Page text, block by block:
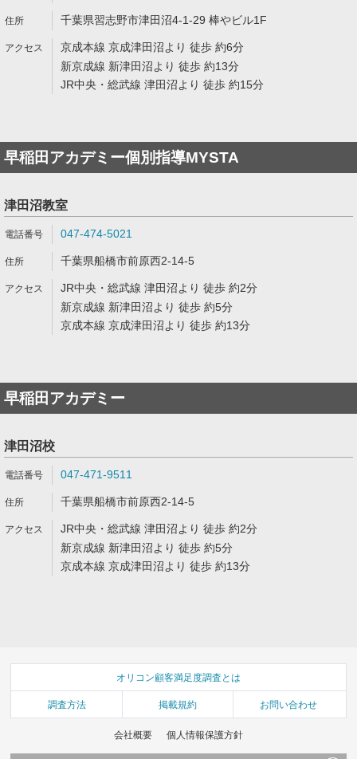
千葉県習志野市津田沼4-1-29 棒やビル1F
京成本線 京成津田沼より 徒歩 約6分
新京成線 新津田沼より 徒歩 約13分
JR中央・総武線 津田沼より 徒歩 約15分
早稲田アカデミー個別指導MYSTA
津田沼教室
047-474-5021
千葉県船橋市前原西2-14-5
JR中央・総武線 津田沼より 徒歩 約2分
新京成線 新津田沼より 徒歩 約5分
京成本線 京成津田沼より 徒歩 約13分
早稲田アカデミー
津田沼校
047-471-9511
千葉県船橋市前原西2-14-5
JR中央・総武線 津田沼より 徒歩 約2分
新京成線 新津田沼より 徒歩 約5分
京成本線 京成津田沼より 徒歩 約13分
オリコン顧客満足度調査とは
調査方法 掲載規約 お問い合わせ
会社概要 個人情報保護方針